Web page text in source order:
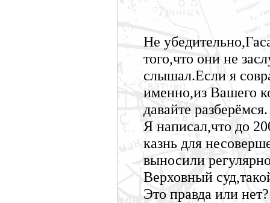
Не
того,что они не
слышал.Если я
именно,из Вашего
давайте разберёмся.
Я написал,что до
казнь для
выносили
Верховный
Это правда или нет?